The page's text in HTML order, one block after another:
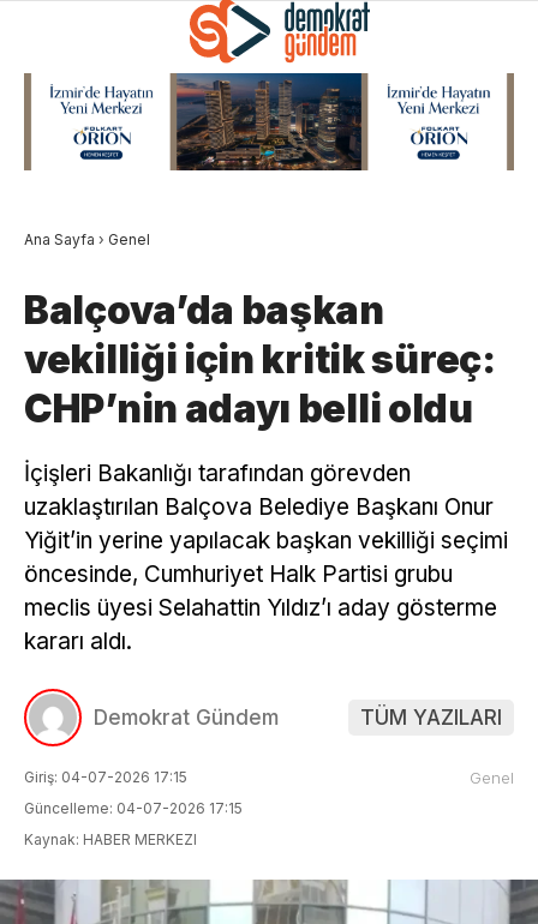
Ana Sayfa › Genel
Balçova’da başkan
vekilliği için kritik süreç:
CHP’nin adayı belli oldu
İçişleri Bakanlığı tarafından görevden
uzaklaştırılan Balçova Belediye Başkanı Onur
Yiğit’in yerine yapılacak başkan vekilliği seçimi
öncesinde, Cumhuriyet Halk Partisi grubu
meclis üyesi Selahattin Yıldız’ı aday gösterme
kararı aldı.
Demokrat Gündem TÜM YAZILARI
Giriş: 04-07-2026 17:15
Güncelleme: 04-07-2026 17:15
Kaynak: HABER MERKEZI
Genel